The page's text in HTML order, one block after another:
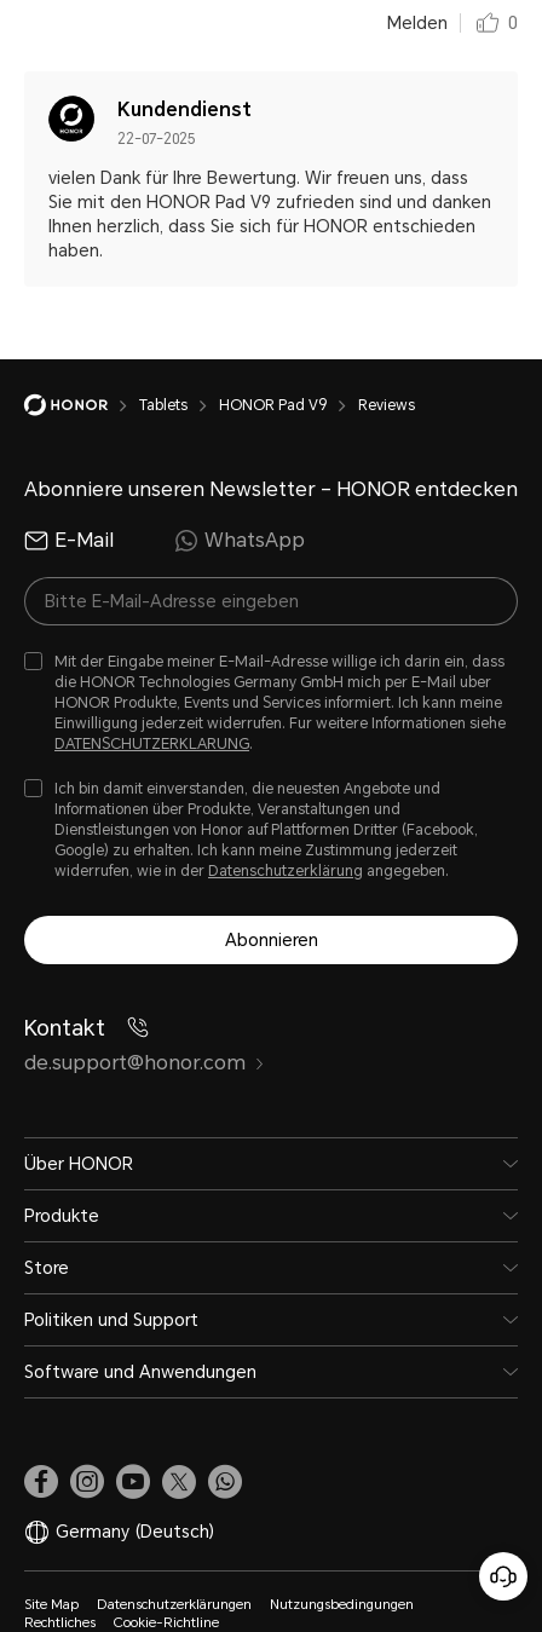
Melden 0
Kundendienst
22-07-2025
vielen Dank für Ihre Bewertung. Wir freuen uns, dass
Sie mit den HONOR Pad V9 zufrieden sind und danken
Ihnen herzlich, dass Sie sich für HONOR entschieden
haben.
Tablets HONOR Pad V9 Reviews
Abonniere unseren Newsletter – HONOR entdecken
E-Mail WhatsApp
Mit der Eingabe meiner E-Mail-Adresse willige ich darin ein, dass
die HONOR Technologies Germany GmbH mich per E-Mail uber
HONOR Produkte, Events und Services informiert. Ich kann meine
Einwilligung jederzeit widerrufen. Fur weitere Informationen siehe
DATENSCHUTZERKLARUNG.
Ich bin damit einverstanden, die neuesten Angebote und
Informationen über Produkte, Veranstaltungen und
Dienstleistungen von Honor auf Plattformen Dritter (Facebook,
Google) zu erhalten. Ich kann meine Zustimmung jederzeit
widerrufen, wie in der Datenschutzerklärung angegeben.
Abonnieren
Kontakt
de.support@honor.com
Über HONOR
Produkte
Store
Politiken und Support
Software und Anwendungen
Germany (Deutsch)
Site Map Datenschutzerklärungen
Nutzungsbedingungen
Rechtliches
Cookie-Richtline